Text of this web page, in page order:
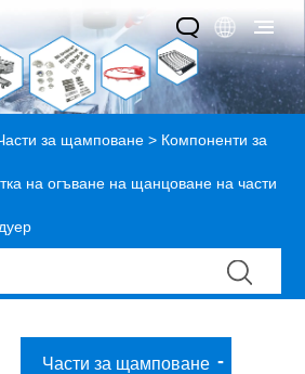
за щамповане > Компоненти за
на огъване на щанцоване на части
Части за щамповане